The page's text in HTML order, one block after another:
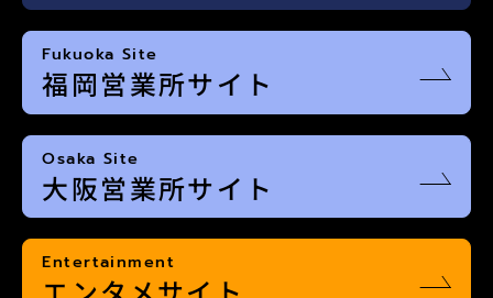
Fukuoka Site
福岡営業所サイト
Osaka Site
大阪営業所サイト
Entertainment